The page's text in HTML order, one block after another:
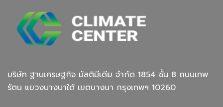
บริษัท ฐานเศรษฐกิจ มัลติมีเดีย จํากัด 1854 ชั้น 8 ถนนเทพ
รัตน แขวงบางนาใต้ เขตบางนา กรุงเทพฯ 10260